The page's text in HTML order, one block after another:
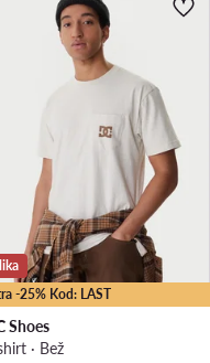
-25% Kod: LAST
Shoes
· Bež